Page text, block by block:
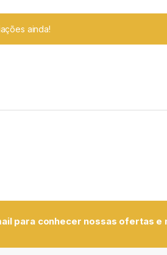
ainda!
para conhecer nossas ofertas e